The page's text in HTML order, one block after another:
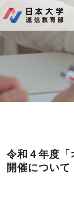
令和４年度「
開催について